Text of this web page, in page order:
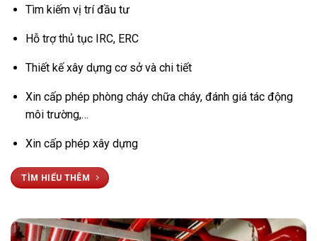
Tìm kiếm vị trí đầu tư
Hỗ trợ thủ tục IRC, ERC
Thiết kế xây dựng cơ sở và chi tiết
Xin cấp phép phòng cháy chữa cháy, đánh giá tác động
môi trường,…
Xin cấp phép xây dựng
TÌM HIỂU THÊM